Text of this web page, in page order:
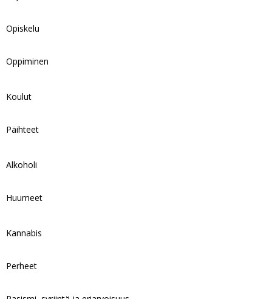
Opiskelu
Oppiminen
Koulut
Päihteet
Alkoholi
Huumeet
Kannabis
Perheet